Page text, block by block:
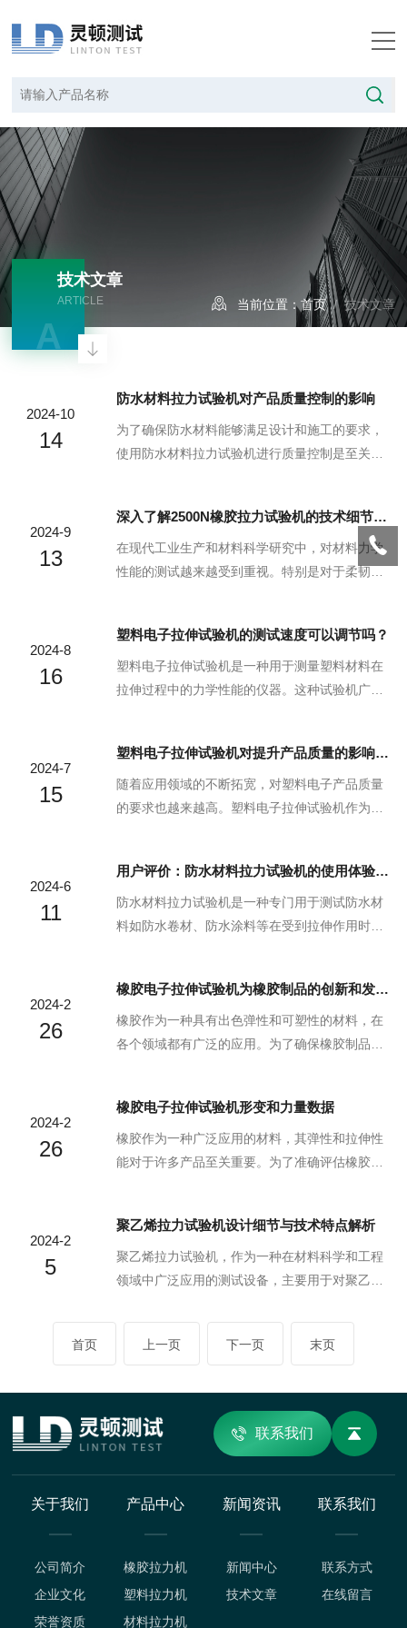
技术文章
ARTICLE
A
当前位置：首页/ 技术文章
2024-10
14
防水材料拉力试验机对产品质量控制的影响
为了确保防水材料能够满足设计和施工的要求，
使用防水材料拉力试验机进行质量控制是至关重
料拉力试验机在产品质量控制中的作用及其对行
业的影响。防水材料拉力试验机能够模拟实际使
用中的拉伸、压缩和撕裂等力的作用，从而评估
抗撕裂性等关键指标。这些数据为生产厂家提供
了科学的依据，帮助他们判断产品是否达到了预
定的性能标准。在生...
2024-9
13
深入了解2500N橡胶拉力试验机的技术细节与应用
在现代工业生产和材料科学研究中，对材料力学
性能的测试越来越受到重视。特别是对于柔韧性
材料进行拉伸试验的重要工具，其技术细节和应
用都具研究价值。2500N橡胶拉力试验机主要包
含加载框架、驱动系统、测量系统和控制系统等
统通常由高性能步进电机或伺服电机组成，能精
确控制加载速度和力量，确保试验过程平稳且连
续。测量...
2024-8
16
塑料电子拉伸试验机的测试速度可以调节吗？
塑料电子拉伸试验机是一种用于测量塑料材料在
拉伸过程中的力学性能的仪器。这种试验机广泛
量材料性能至关重要。本文将探讨塑料电子拉伸
试验机的测试速度调节功能，以及这一功能的重
要性和操作方法。一、概述塑料电子拉伸试验机
伸材料，同时记录其在不同负荷下的变形情况。
通过这些数据，可以计算出材料的各种力学性能
指标，如抗拉强度、伸...
2024-7
15
塑料电子拉伸试验机对提升产品质量的影响评估
随着应用领域的不断拓宽，对塑料电子产品质量
的要求也越来越高。塑料电子拉伸试验机作为评
料材料及其制品进行力学性能测试。通过测定材
料在受到拉伸、压缩、弯曲等力作用下的响应，
可以准确获得材料的弹性模量、屈服强度、断裂
核心指标。使用试验机对产品质量的提升作用体
现在几个方面。该设备能够模拟产品在实际使用
过程中可能遇到的各...
2024-6
11
用户评价：防水材料拉力试验机的使用体验分享
防水材料拉力试验机是一种专门用于测试防水材
料如防水卷材、防水涂料等在受到拉伸作用时抵
引起的热胀冷缩等至关重要。用户评价作为产品
性能与操作便捷性的直接反馈，对设备的持续优
化与改进起着决定性作用。现代防水材料拉力试
和力值的准确测量。它们大多配备有直观的操作
界面，支持多种国际标准测试方法，如ASTMD63
8、ISO5...
2024-2
26
橡胶电子拉伸试验机为橡胶制品的创新和发展贡献力量
橡胶作为一种具有出色弹性和可塑性的材料，在
各个领域都有广泛的应用。为了确保橡胶制品的
确评估橡胶拉伸性能的先进设备。橡胶电子拉伸
试验机的工作原理橡胶电子拉伸试验机主要由拉
伸装置、测量系统和控制系统组成。在测试过程
时记录橡胶样品在拉伸过程中的形变和力量数
据。通过对这些数据进行分析，我们可以得到橡
胶的应力-应变曲线，...
2024-2
26
橡胶电子拉伸试验机形变和力量数据
橡胶作为一种广泛应用的材料，其弹性和拉伸性
能对于许多产品至关重要。为了准确评估橡胶的
要由拉伸装置、测量系统和控制系统组成。首
先，将橡胶样品固定在拉伸装置上，通过控制系
统施加逐渐增大的拉力。测量系统会实时记录橡
析这些数据，可以得到橡胶的应力-应变曲线，进
而评估其拉伸性能、弹性模量等关键指标。橡胶
2024-2
5
聚乙烯拉力试验机设计细节与技术特点解析
聚乙烯拉力试验机，作为一种在材料科学和工程
领域中广泛应用的测试设备，主要用于对聚乙烯
一、设计细节结构设计：它的结构设计需满足高
精度、高稳定性以及易于操作的要求。其主要构
和位移；控制系统则负责提供精确的加载力和速
度控制；测试系统负责采集和记录数据；软件系
首页 上一页 下一页 末页
联系我们
关于我们
公司简介
企业文化
荣誉资质
产品中心
橡胶拉力机
塑料拉力机
材料拉力机
新闻资讯
新闻中心
技术文章
联系我们
联系方式
在线留言